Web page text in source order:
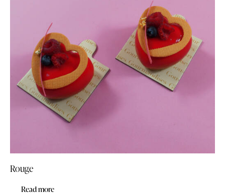
Rouge
Read more